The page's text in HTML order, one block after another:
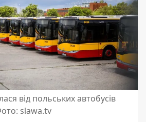
від польських автобусів
slawa.tv